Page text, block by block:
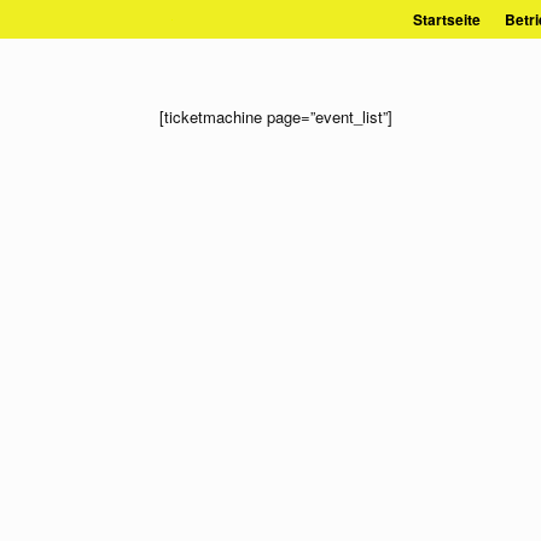
Inhalt
Startseite
[ticketmachine page=”event_list”]